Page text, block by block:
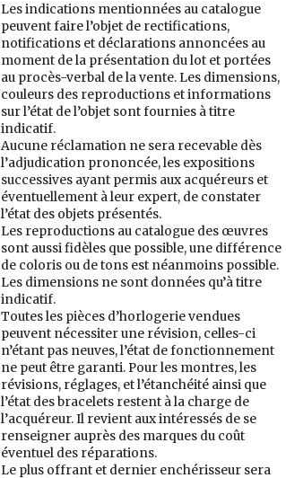
Les indications mentionnées au catalogue
peuvent faire l’objet de rectifications,
notifications et déclarations annoncées au
moment de la présentation du lot et portées
au procès-verbal de la vente. Les dimensions,
couleurs des reproductions et informations
sur l’état de l’objet sont fournies à titre
indicatif.
Aucune réclamation ne sera recevable dès
l’adjudication prononcée, les expositions
successives ayant permis aux acquéreurs et
éventuellement à leur expert, de constater
l’état des objets présentés.
Les reproductions au catalogue des œuvres
sont aussi fidèles que possible, une différence
de coloris ou de tons est néanmoins possible.
Les dimensions ne sont données qu’à titre
indicatif.
Toutes les pièces d’horlogerie vendues
peuvent nécessiter une révision, celles-ci
n’étant pas neuves, l’état de fonctionnement
ne peut être garanti. Pour les montres, les
révisions, réglages, et l’étanchéité ainsi que
l’état des bracelets restent à la charge de
l’acquéreur. Il revient aux intéressés de se
renseigner auprès des marques du coût
éventuel des réparations.
Le plus offrant et dernier enchérisseur sera